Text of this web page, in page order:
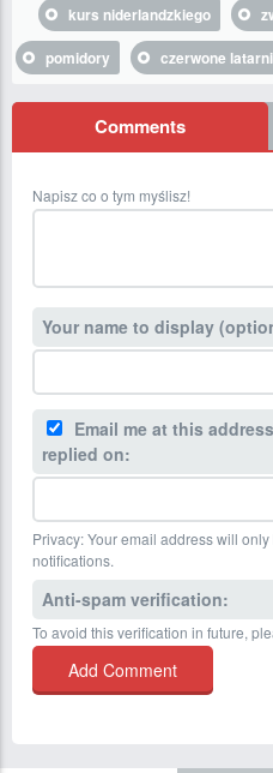
kurs niderlandzkiego
pomidory
czerwone
Comments
Napisz co o tym myślisz!
Your name to display
Email me at this
replied on:
Privacy: Your email address will
notifications.
Anti-spam verification:
To avoid this verification in future,